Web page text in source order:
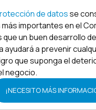
de datosse
importantes en el
un buen desarrollo
ayudará a prevenir
que suponga el
negocio.
¡NECESITO MÁS